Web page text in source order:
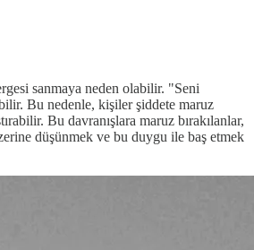
sanmaya neden olabilir. "Seni
Bu nedenle, kişiler şiddete maruz
Bu davranışlara maruz bırakılanlar,
düşünmek ve bu duygu ile baş etmek